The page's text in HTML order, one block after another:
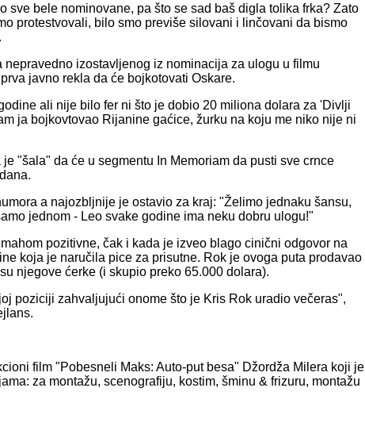
sve bele nominovane, pa što se sad baš digla tolika frka? Zato
protestvovali, bilo smo previše silovani i linčovani da bismo
izostavljenog iz nominacija za ulogu u filmu
javno rekla da će bojkotovati Oskare.
ali nije bilo fer ni što je dobio 20 miliona dolara za 'Divlji
ja bojkovtovao Rijanine gaćice, žurku na koju me niko nije ni
"šala" da će u segmentu In Memoriam da pusti sve crnce
a najozbljnije je ostavio za kraj: "Želimo jednaku šansu,
jednom - Leo svake godine ima neku dobru ulogu!"
pozitivne, čak i kada je izveo blago cinični odgovor na
koja je naručila pice za prisutne. Rok je ovoga puta prodavao
njegove ćerke (i skupio preko 65.000 dolara).
poziciji zahvaljujući onome što je Kris Rok uradio večeras",
film "Pobesneli Maks: Auto-put besa" Džordža Milera koji je
za montažu, scenografiju, kostim, šminu & frizuru, montažu